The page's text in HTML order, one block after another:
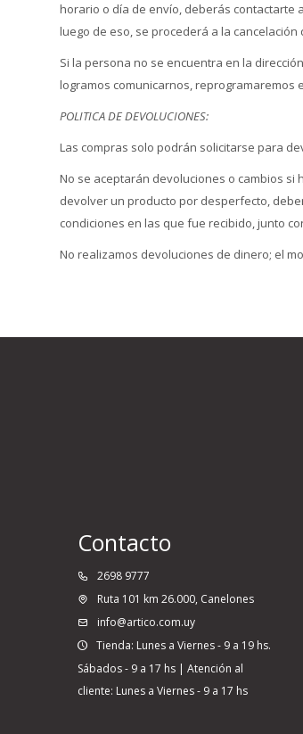
horario o día de envío, deberás contactarte
luego de eso, se procederá a la
Si la persona no se encuentra en la
logramos comunicarnos, reprogramaremos
POLITICA DE DEVOLUCIONES:
Las compras solo podrán solicitarse para
No se aceptarán devoluciones o cambios si
devolver un producto por desperfecto,
condiciones en las que fue recibido, junto
No realizamos devoluciones de dinero; el
Contacto
2698 9777
Ruta 101 km 26.000, Canelones
info@artico.com.uy
Tienda: Lunes a Viernes - 9 a 19 hs.
Sábados - 9 a 17 hs | Atención al
cliente: Lunes a Viernes - 9 a 17 hs